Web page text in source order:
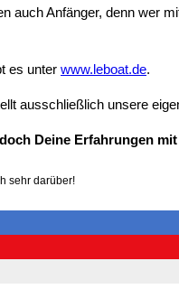
Anfänger, denn wer
es unter www.leboat.de.
ausschließlich unsere
Deine Erfahrungen
sehr darüber!